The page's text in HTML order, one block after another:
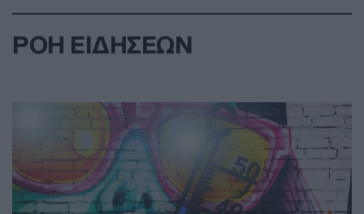
ΡΟΗ ΕΙΔΗΣΕΩΝ